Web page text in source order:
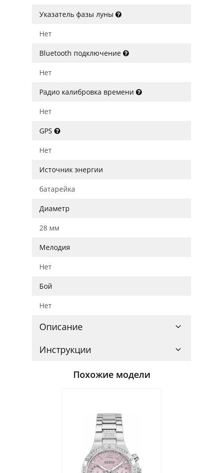
Указатель фазы луны
Нет
Bluetooth подключение
Нет
Радио калибровка времени
Нет
GPS
Нет
Источник энергии
батарейка
Диаметр
28 мм
Мелодия
Нет
Бой
Нет
Описание
Инструкции
Похожие модели